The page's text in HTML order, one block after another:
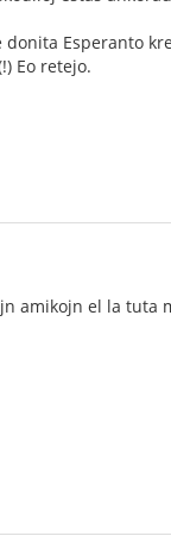
donita Esperanto
Eo retejo.
amikojn el la